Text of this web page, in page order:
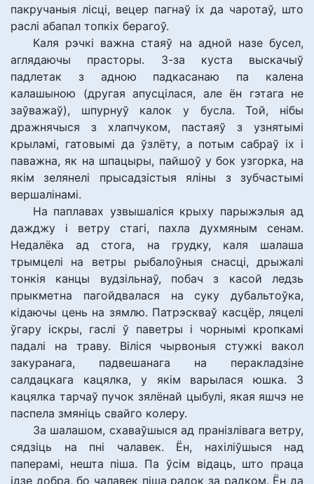
пакручаныя лісці, вецер пагнаў іх да чаротаў, што
раслі абапал топкіх берагоў.
Каля рэчкі важна стаяў на адной назе бусел,
аглядаючы прасторы. З-за куста выскачыў
падлетак з адною падкасанаю па калена
калашыною (другая апусцілася, але ён гэтага не
заўважаў), шпурнуў калок у бусла. Той, нібы
дражнячыся з хлапчуком, пастаяў з узнятымі
крыламі, гатовымі да ўзлёту, а потым сабраў іх і
паважна, як на шпацыры, пайшоў у бок узгорка, на
якім зелянелі прысадзістыя яліны з зубчастымі
вершалінамі.
На паплавах узвышаліся крыху парыжэлыя ад
дажджу і ветру стагі, пахла духмяным сенам.
Недалёка ад стога, на грудку, каля шалаша
трымцелі на ветры рыбалоўныя снасці, дрыжалі
тонкія канцы вудзільнаў, побач з касой ледзь
прыкметна пагойдвалася на суку дубальтоўка,
кідаючы цень на зямлю. Патрэскваў касцёр, ляцелі
ўгару іскры, гаслі ў паветры і чорнымі кропкамі
падалі на траву. Віліся чырвоныя стужкі вакол
закуранага, падвешанага на перакладзіне
салдацкага кацялка, у якім варылася юшка. З
кацялка тарчаў пучок зялёнай цыбулі, якая яшчэ не
паспела змяніць свайго колеру.
За шалашом, схаваўшыся ад пранізлівага ветру,
сядзіць на пні чалавек. Ён, нахіліўшыся над
паперамі, нешта піша. Па ўсім відаць, што праца
ідзе добра, бо чалавек піша радок за радком. Ён да